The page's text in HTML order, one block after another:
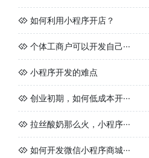
如何利用小程序开店？
个体工商户可以开发自己···
小程序开发的难点
创业初期，如何低成本开···
拉丝酸奶那么火，小程序···
如何开发微信小程序商城···